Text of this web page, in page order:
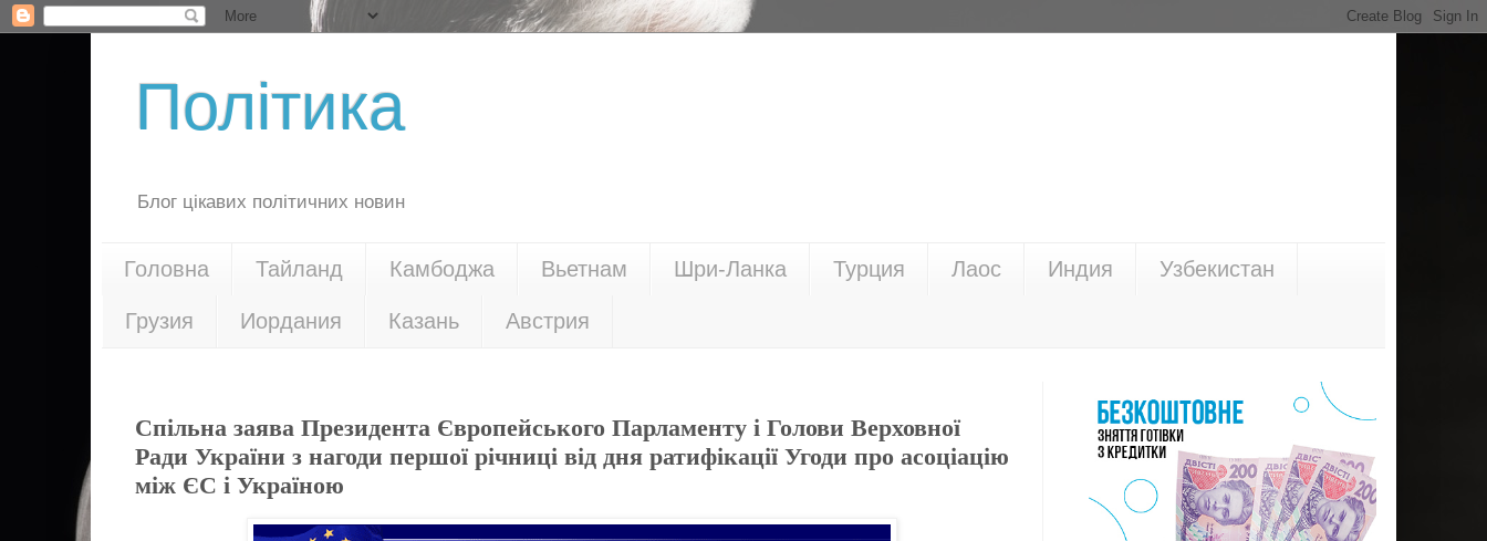
Політика
Блог цікавих політичних новин
Головна Тайланд Камбоджа Вьетнам Шри-Ланка Турция Лаос Индия Узбекистан
Грузия Иордания Казань Австрия
Спільна заява Президента Європейського Парламенту і Голови Верховної
Ради України з нагоди першої річниці від дня ратифікації Угоди про асоціацію
між ЄС і Україною